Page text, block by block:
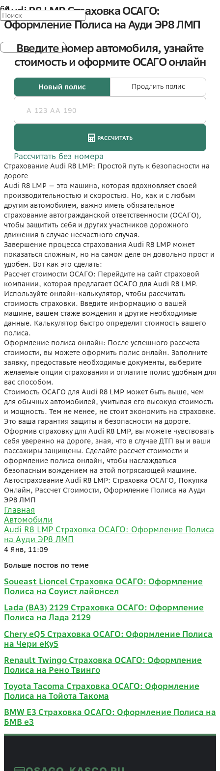
Audi R8 LMP Страховка ОСАГО:
Оформление Полиса на Ауди ЭР8 ЛМП
Страхование Audi R8 LMP: Простой путь к безопасности на
дороге
Audi R8 LMP — это машина, которая вдохновляет своей
производительностью и скоростью. Но, как и с любым
другим автомобилем, важно иметь обязательное
страхование автогражданской ответственности (ОСАГО),
чтобы защитить себя и других участников дорожного
движения в случае несчастного случая.
Завершение процесса страхования Audi R8 LMP может
показаться сложным, но на самом деле он довольно прост и
удобен. Вот как это сделать:
Рассчет стоимости ОСАГО: Перейдите на сайт страховой
компании, которая предлагает ОСАГО для Audi R8 LMP.
Используйте онлайн-калькулятор, чтобы рассчитать
стоимость страховки. Введите информацию о вашей
машине, вашем стаже вождения и другие необходимые
данные. Калькулятор быстро определит стоимость вашего
полиса.
Оформление полиса онлайн: После успешного рассчета
стоимости, вы можете оформить полис онлайн. Заполните
заявку, предоставьте необходимые документы, выберите
желаемые опции страхования и оплатите полис удобным для
вас способом.
Стоимость ОСАГО для Audi R8 LMP может быть выше, чем
для обычных автомобилей, учитывая его высокую стоимость
и мощность. Тем не менее, не стоит экономить на страховке.
Это ваша гарантия защиты и безопасности на дороге.
Оформив страховку для Audi R8 LMP, вы можете чувствовать
себя уверенно на дороге, зная, что в случае ДТП вы и ваши
пассажиры защищены. Сделайте рассчет стоимости и
оформление полиса онлайн, чтобы наслаждаться
безопасным вождением на этой потрясающей машине.
Автострахование Audi R8 LMP: Страховка ОСАГО, Покупка
Онлайн, Рассчет Стоимости, Оформление Полиса на Ауди
ЭР8 ЛМП
Главная
Автомобили
Audi R8 LMP Страховка ОСАГО: Оформление Полиса
на Ауди ЭР8 ЛМП
4 Янв, 11:09
Больше постов по теме
Soueast Lioncel Страховка ОСАГО: Оформление
Полиса на Соуист лайонсел
Lada (ВАЗ) 2129 Страховка ОСАГО: Оформление
Полиса на Лада 2129
Chery eQ5 Страховка ОСАГО: Оформление Полиса
на Чери еКу5
Renault Twingo Страховка ОСАГО: Оформление
Полиса на Рено Твинго
Toyota Tacoma Страховка ОСАГО: Оформление
Полиса на Тойота Такома
BMW E3 Страховка ОСАГО: Оформление Полиса на
БМВ е3